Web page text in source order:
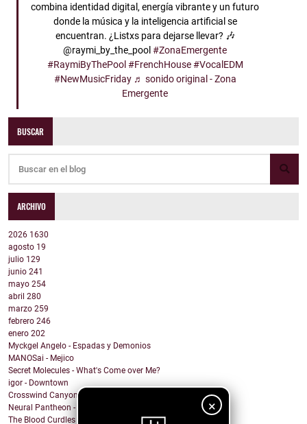
×
combina identidad digital, energía vibrante y un futuro
donde la música y la inteligencia artificial se
encuentran. ¿Listxs para dejarse llevar? 🎶
@raymi_by_the_pool#ZonaEmergente
#RaymiByThePool #FrenchHouse #VocalEDM
#NewMusicFriday ♬ sonido original - Zona
Emergente
BUSCAR
ARCHIVO
2026 1630
agosto 19
julio 129
junio 241
mayo 254
abril 280
marzo 259
febrero 246
enero 202
Myckgel Angelo - Espadas y Demonios
MANOSai - Mejico
Secret Molecules - What's Come over Me?
igor - Downtown
Crosswind Canyon - Sweet Southern Soul
Neural Pantheon - The Mirror Maker's Daughter
The Blood Curdles - Bind